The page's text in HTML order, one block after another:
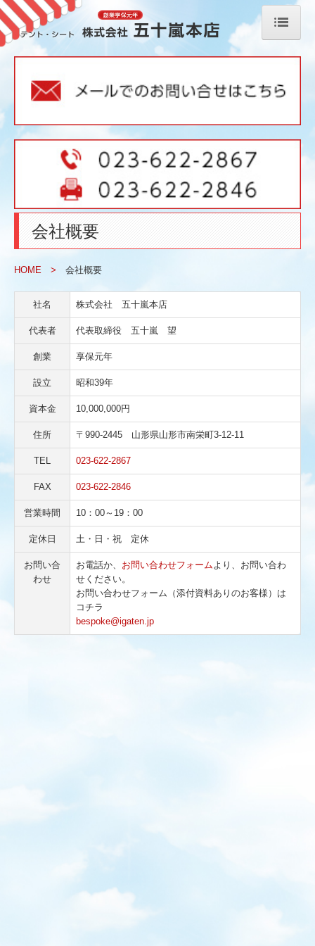
ホーム
オンラインショップ
屋外用カーテンレール（オンラインショップ）
厚手透明糸入シート ＊耐寒（オンラインショップ）
ゴルフ用防球ネット 強力タイプ（オンラインショップ）
鳥よけ防鳥ネット 強力タイプ（オンラインショップ）
硬式野球用防球ネット 強力タイプ（オンラインショップ）
バレー・サッカー用防球ネット（オンラインショップ）
高耐久性トラックシート【防炎】
フォークリフトカバー
その他
商品ラインナップ
雪よけ防雪ネット
防風・防砂・遮光ネット
防球・防鳥ネット
会社概要
HOME > 会社概要
社名 株式会社 五十嵐本店
代表者 代表取締役 五十嵐 望
創業 享保元年
設立 昭和39年
資本金 10,000,000円
住所 〒990-2445 山形県山形市南栄町3-12-11
TEL 023-622-2867
FAX 023-622-2846
営業時間 10：00～19：00
定休日 土・日・祝 定休
お問い合
わせ
お電話か、 お問い合わせフォーム より、お問い合わ
せください。
お問い合わせフォーム（添付資料ありのお客様）は
コチラ
bespoke@igaten.jp